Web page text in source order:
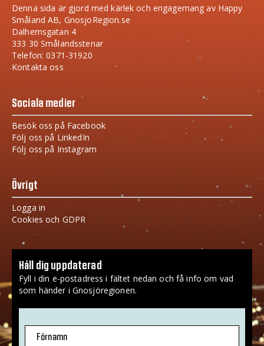
Denna sida är gjord med kärlek och engagemang av Happy
Småland AB, GnosjoRegion.se
Dalhemsgatan 4
333 30 Smålandsstenar
Telefon: 0371-31920
Kontakta oss
Sociala medier
Besök oss på Facebook
Följ oss på LinkedIn
Följ oss på Instagram
Övrigt
Logga in
Cookies och GDPR
Håll dig uppdaterad
Fyll i din e-postadress i fältet nedan och få info om vad
som händer i Gnosjöregionen.
Förnamn